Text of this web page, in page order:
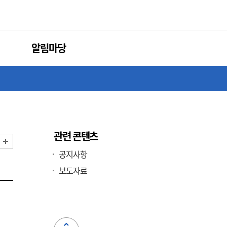
알림마당
화면 축소 관련 콘텐츠
공지사항
보도자료